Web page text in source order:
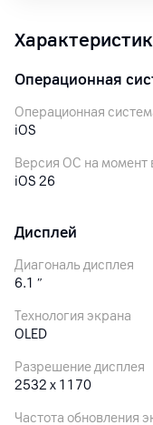
Операционная
Операционная
iOS
Версия ОС на момент
iOS 26
Дисплей
Диагональ дисплея
6.1 ″
Технология экрана
OLED
Разрешение дисплея
2532 х 1170
Частота обновления